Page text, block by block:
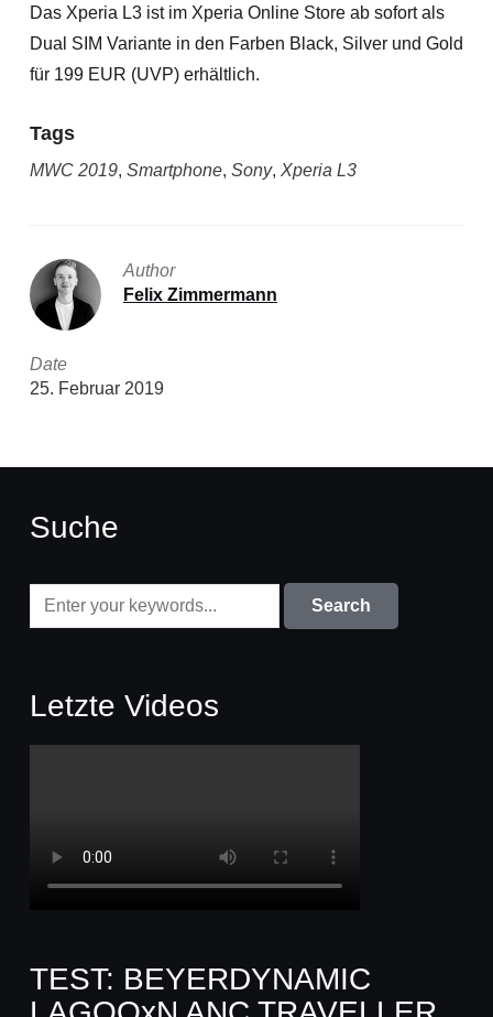
Das Xperia L3 ist im Xperia Online Store ab sofort als
Dual SIM Variante in den Farben Black, Silver und Gold
für 199 EUR (UVP) erhältlich.
Tags
MWC 2019, Smartphone, Sony, Xperia L3
Author
Felix Zimmermann
Date
25. Februar 2019
Suche
Letzte Videos
TEST: BEYERDYNAMIC